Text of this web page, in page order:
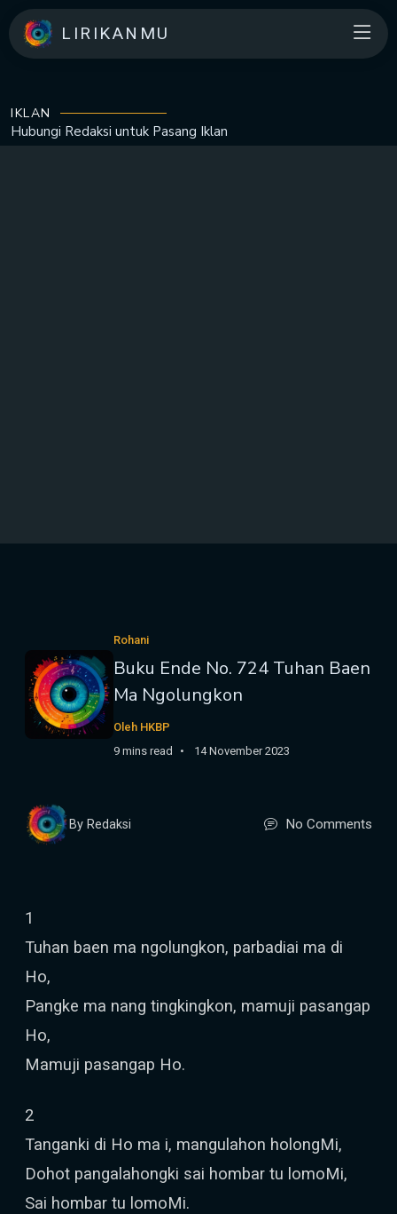
LIRIKANMU
IKLAN
Hubungi Redaksi untuk Pasang Iklan
Rohani
Buku Ende No. 724 Tuhan Baen
Ma Ngolungkon
Oleh HKBP
9 mins read
14 November 2023
By Redaksi No Comments
1
Tuhan baen ma ngolungkon, parbadiai ma di
Ho,
Pangke ma nang tingkingkon, mamuji pasangap
Ho,
Mamuji pasangap Ho.
2
Tanganki di Ho ma i, mangulahon holongMi,
Dohot pangalahongki sai hombar tu lomoMi,
Sai hombar tu lomoMi.